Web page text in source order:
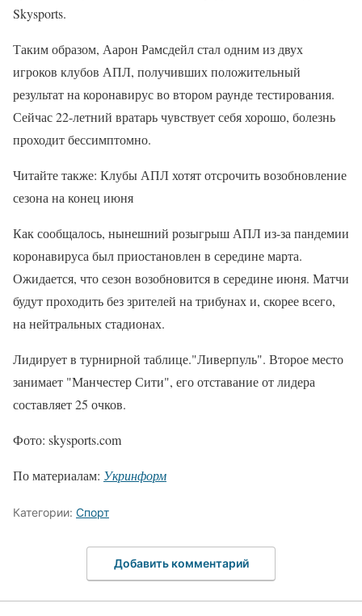
Skysports.
Таким образом, Аарон Рамсдейл стал одним из двух
игроков клубов АПЛ, получивших положительный
результат на коронавирус во втором раунде тестирования.
Сейчас 22-летний вратарь чувствует себя хорошо, болезнь
проходит бессимптомно.
Читайте также: Клубы АПЛ хотят отсрочить возобновление
сезона на конец июня
Как сообщалось, нынешний розыгрыш АПЛ из-за пандемии
коронавируса был приостановлен в середине марта.
Ожидается, что сезон возобновится в середине июня. Матчи
будут проходить без зрителей на трибунах и, скорее всего,
на нейтральных стадионах.
Лидирует в турнирной таблице."Ливерпуль". Второе место
занимает "Манчестер Сити", его отставание от лидера
составляет 25 очков.
Фото: skysports.com
По материалам: Укринформ
Категории: Спорт
Добавить комментарий